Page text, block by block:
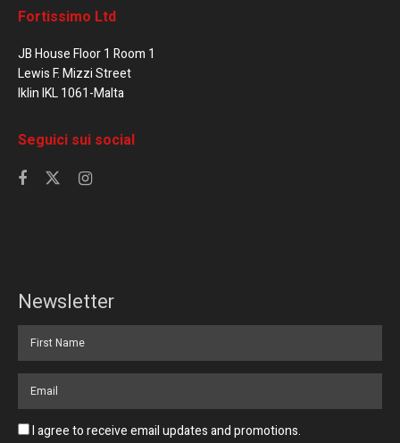
Fortissimo Ltd
JB House Floor 1 Room 1
Lewis F. Mizzi Street
Iklin IKL 1061-Malta
Seguici sui social
Newsletter
I agree to receive email updates and promotions.